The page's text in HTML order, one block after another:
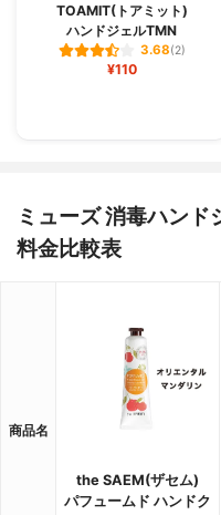
TOAMIT(トアミット)
ハンドジェルTMN
3.68(2)
¥110
ミューズ 消毒ハンド
料金比較表
商品名
the SAEM(ザセム)
パフュームド ハンドク